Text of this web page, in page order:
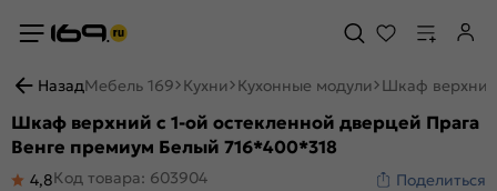
НазадМебель 169 Кухни Кухонные модули Шкаф верхний
Шкаф верхний с 1-ой остекленной дверцей Прага
Венге премиум Белый 716*400*318
4,8Код товара: 603904 Поделиться